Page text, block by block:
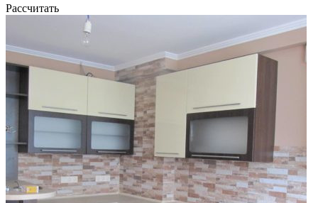
Рассчитать